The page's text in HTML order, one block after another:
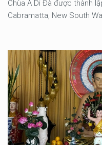
Chùa A Di Đà được thành
Cabramatta, New South